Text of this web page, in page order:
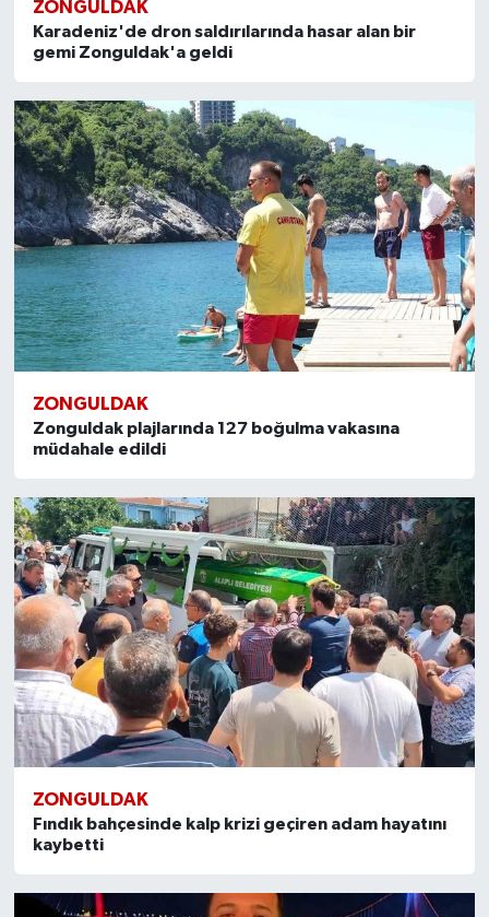
ZONGULDAK
Karadeniz'de dron saldırılarında hasar alan bir
gemi Zonguldak'a geldi
ZONGULDAK
Zonguldak plajlarında 127 boğulma vakasına
müdahale edildi
ZONGULDAK
Fındık bahçesinde kalp krizi geçiren adam hayatını
kaybetti